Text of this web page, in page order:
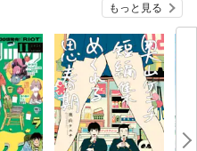
もっと見る